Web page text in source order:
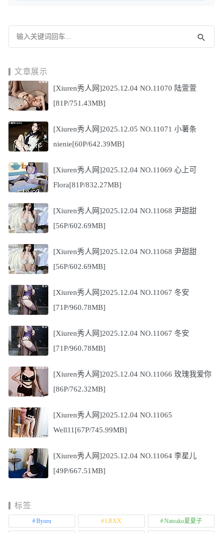
文章展示
[Xiuren秀人网]2025.12.04 NO.11070 陆萱萱
[81P/751.43MB]
[Xiuren秀人网]2025.12.05 NO.11071 小薯条
nienie[60P/642.39MB]
[Xiuren秀人网]2025.12.04 NO.11069 心上可
Flora[81P/832.27MB]
[Xiuren秀人网]2025.12.04 NO.11068 尹甜甜
[56P/602.69MB]
[Xiuren秀人网]2025.12.04 NO.11068 尹甜甜
[56P/602.69MB]
[Xiuren秀人网]2025.12.04 NO.11067 冬安
[71P/960.78MB]
[Xiuren秀人网]2025.12.04 NO.11067 冬安
[71P/960.78MB]
[Xiuren秀人网]2025.12.04 NO.11066 玫瑰我爱你
[86P/762.32MB]
[Xiuren秀人网]2025.12.04 NO.11065
Well11[67P/745.99MB]
[Xiuren秀人网]2025.12.04 NO.11064 李星儿
[49P/667.51MB]
标签
Byoru LRXX Natsuko夏夏子